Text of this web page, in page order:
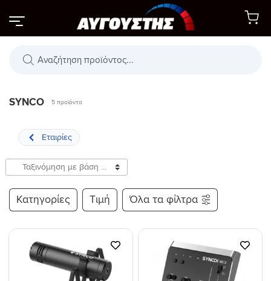
στο
περιεχόμενο
Αναζήτηση
SYNCO 5 προϊόντα
Κατηγορίες Τιμή Όλα τα φίλτρα
Προσθήκη
στη Λίστα
Επιθυμιών
Προσθήκη
στη Λίστα
Επιθυμιών